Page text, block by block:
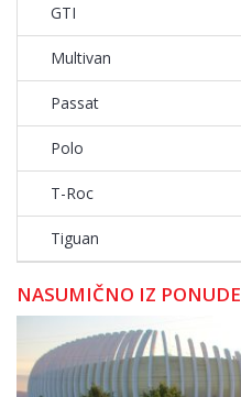
GTI
Multivan
Passat
Polo
T-Roc
Tiguan
NASUMIČNO IZ PONUDE